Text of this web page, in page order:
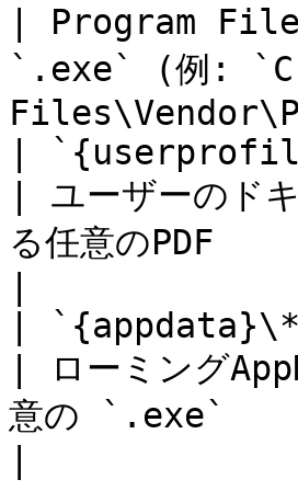
| Program Files
`.exe` (例:
|
| ユーザーのド
る任意のPDF
|
| ローミング
意の `.exe`